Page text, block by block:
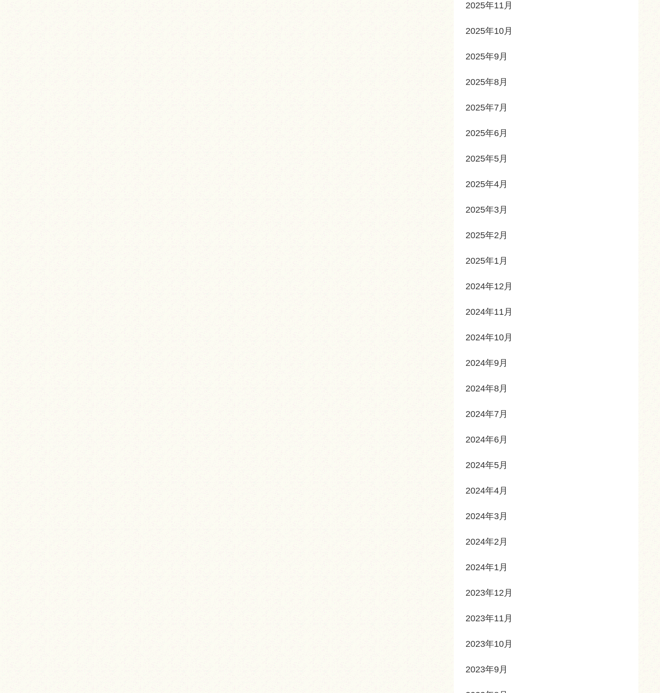
2025年11月
2025年10月
2025年9月
2025年8月
2025年7月
2025年6月
2025年5月
2025年4月
2025年3月
2025年2月
2025年1月
2024年12月
2024年11月
2024年10月
2024年9月
2024年8月
2024年7月
2024年6月
2024年5月
2024年4月
2024年3月
2024年2月
2024年1月
2023年12月
2023年11月
2023年10月
2023年9月